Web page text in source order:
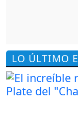
LO ÚLTIMO